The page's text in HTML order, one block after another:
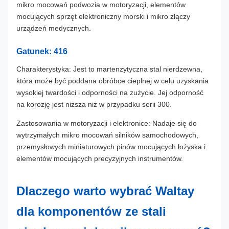
mikro mocowań podwozia w motoryzacji, elementów
mocujących sprzęt elektroniczny morski i mikro złączy
urządzeń medycznych.
Gatunek: 416
Charakterystyka: Jest to martenzytyczna stal nierdzewna,
która może być poddana obróbce cieplnej w celu uzyskania
wysokiej twardości i odporności na zużycie. Jej odporność
na korozję jest niższa niż w przypadku serii 300.
Zastosowania w motoryzacji i elektronice: Nadaje się do
wytrzymałych mikro mocowań silników samochodowych,
przemysłowych miniaturowych pinów mocujących łożyska i
elementów mocujących precyzyjnych instrumentów.
Dlaczego warto wybrać Waltay
dla komponentów ze stali